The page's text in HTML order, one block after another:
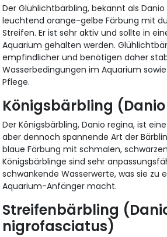
Der Glühlichtbärbling, bekannt als
leuchtend orange-gelbe Färbung mit
Streifen. Er ist sehr aktiv und sollte in
Aquarium gehalten werden.
empfindlicher und benötigen daher
Wasserbedingungen im Aquarium
Pflege.
Königsbärbling
Der Königsbärbling, Danio regina, ist
aber dennoch spannende Art der
blaue Färbung mit schmalen,
Königsbärblinge sind sehr
schwankende Wasserwerte, was sie zu
Aquarium-Anfänger macht.
Streifenbärbling
nigrofasciatus)